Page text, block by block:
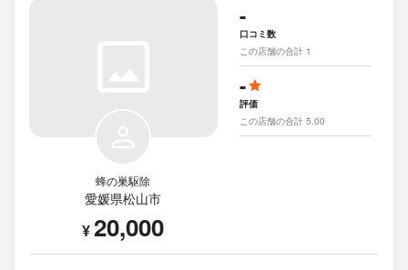
蜂の巣駆除
愛媛県松山市
¥20,000
-
口コミ数
この店舗の合計 1
-
評価
この店舗の合計 5.00